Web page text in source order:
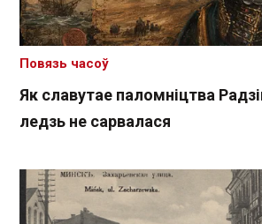
Як славутае паломніцтва
ледзь не сарвалася
Повязь часоў